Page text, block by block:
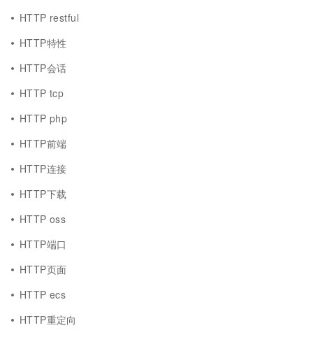
HTTP restful
HTTP特性
HTTP会话
HTTP tcp
HTTP php
HTTP前端
HTTP连接
HTTP下载
HTTP oss
HTTP端口
HTTP页面
HTTP ecs
HTTP重定向